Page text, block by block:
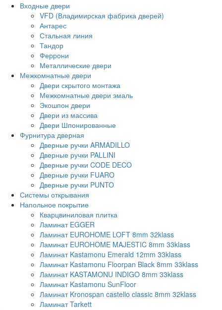
Входные двери
VFD (Владимирская фабрика дверей)
Антарес
Стальная линия
Тандор
Феррони
Металлические двери
Межкомнатные двери
Двери скрытого монтажа
Межкомнатные двери эмаль
Экошпон двери
Двери из массива
Двери Шпонированные
Фурнитура дверная
Дверные ручки ARMADILLO
Дверные ручки PALLINI
Дверные ручки CODE DECO
Дверные ручки FUARO
Дверные ручки PUNTO
Системы открывания
Напольное покрытие
Кварцвиниловая плитка
Ламинат EGGER
Ламинат EUROHOME LOFT 8mm 32klass
Ламинат EUROHOME MAJESTIC 8mm 33klass
Ламинат Kastamonu Emerald 12mm 33klass
Ламинат Kastamonu Floorpan Black 8mm 33klass
Ламинат KASTAMONU INDIGO 8mm 33klass
Ламинат Kastamonu SunFloor
Ламинат Kronospan castello classic 8mm 32klass
Ламинат Tarkett